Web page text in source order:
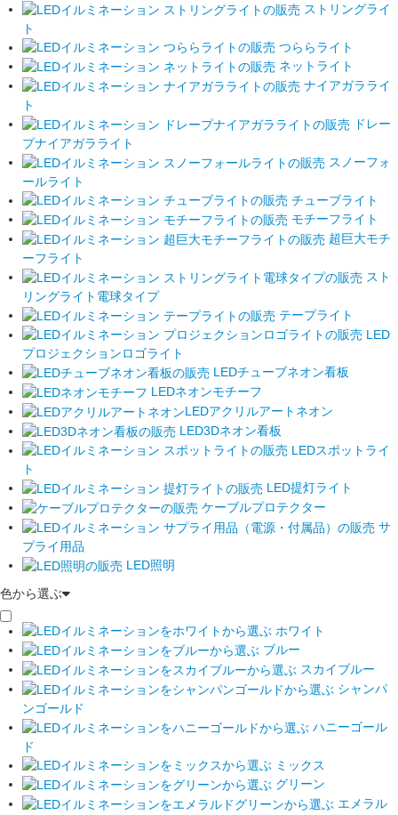
ストリングライ
ト
つららライト
ネットライト
ナイアガラライ
ト
ドレー
プナイアガラライト
スノーフォ
ールライト
チューブライト
モチーフライト
超巨大モチ
ーフライト
スト
リングライト電球タイプ
テープライト
LED
プロジェクションロゴライト
LEDチューブネオン看板
LEDネオンモチーフ
LEDアクリルアートネオン
LED3Dネオン看板
LEDスポットライ
ト
LED提灯ライト
ケーブルプロテクター
サ
プライ用品
LED照明
色から選ぶ
ホワイト
ブルー
スカイブルー
シャンパ
ンゴールド
ハニーゴール
ド
ミックス
グリーン
エメラル